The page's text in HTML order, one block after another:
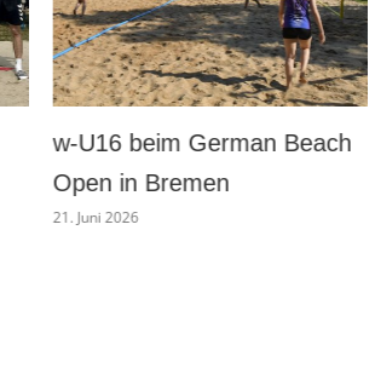
wD-Juniors beim GSV-
Baunatal VW-Cup 2026
16. Juni 2026